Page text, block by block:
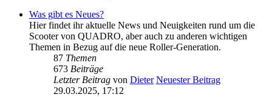
Was gibt es Neues?
Hier findet ihr aktuelle News und Neuigkeiten rund um die
Scooter von QUADRO, aber auch zu anderen wichtigen
Themen in Bezug auf die neue Roller-Generation.
87 Themen
673 Beiträge
Letzter Beitrag von Dieter Neuester Beitrag
29.03.2025, 17:12